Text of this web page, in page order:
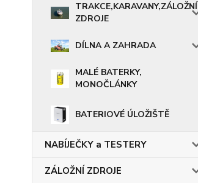
TRAKCE,KARAVANY,ZÁLOŽNÍ
ZDROJE
DÍLNA A ZAHRADA
MALÉ BATERKY,
MONOČLÁNKY
BATERIOVÉ ÚLOŽIŠTĚ
NABÍJEČKY a TESTERY
ZÁLOŽNÍ ZDROJE